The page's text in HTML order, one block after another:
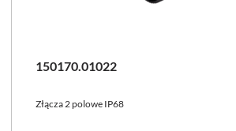
150170.01022
Złącza 2 polowe IP68